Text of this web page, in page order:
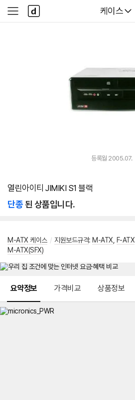
다나와
케이스
사
이
다
나
와
등록월 2005.07.
열린아이티 JIMIKI S1 블랙
단종된 상품입니다.
M-ATX 케이스 / 지원보드규격: M-ATX F-ATX
M-ATX(SFX)
요약정보 가격비교 상품정보